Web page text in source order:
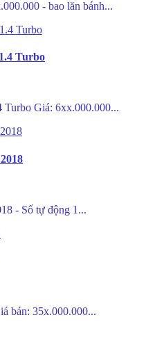
- bao lăn bánh...
Turbo
Turbo Giá: 6xx.000.000...
- Số tự động 1...
bán: 35x.000.000...